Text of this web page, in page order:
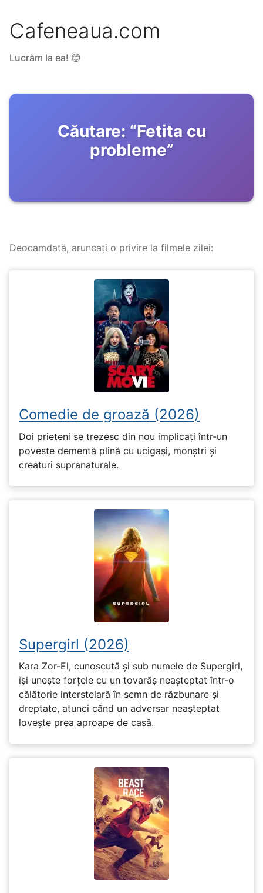
Cafeneaua.com
Lucrăm la ea! 😊
Căutare: “Fetita cu
probleme”
Deocamdată, aruncați o privire la filmele zilei:
Comedie de groază (2026)
Doi prieteni se trezesc din nou implicați într-un
poveste dementă plină cu ucigași, monștri și
creaturi supranaturale.
Supergirl (2026)
Kara Zor-El, cunoscută și sub numele de Supergirl,
își unește forțele cu un tovarăș neașteptat într-o
călătorie interstelară în semn de răzbunare și
dreptate, atunci când un adversar neașteptat
lovește prea aproape de casă.